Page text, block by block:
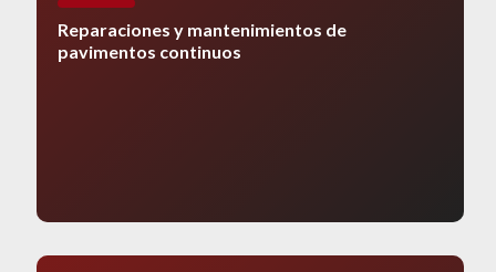
Reparaciones y mantenimientos de
pavimentos continuos